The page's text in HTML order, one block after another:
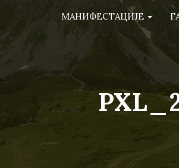
МАНИФЕСТАЦИЈЕ